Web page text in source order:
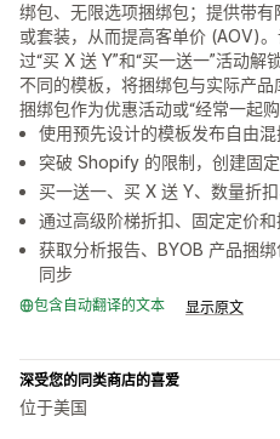
绑包、无限选项捆绑包；提供带
或套装，从而提高客单价 (AOV)
过“买 X 送 Y”和“买一送一”活动
不同的模板，将捆绑包与实际产
捆绑包作为优惠活动或“经常一起
使用预先设计的模板发布自由
突破 Shopify 的限制，创建固
买一送一、买 X 送 Y、数量折
通过高级阶梯折扣、固定定价
获取分析报告、BYOB 产品捆
同步
包含自动翻译的文本 显示原文
深受您的同类商店的喜爱
位于美国